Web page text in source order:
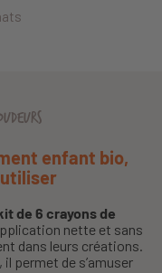
enfant bio,
de 6 crayons de
nette et sans
dans leurs créations.
permet de s’amuser